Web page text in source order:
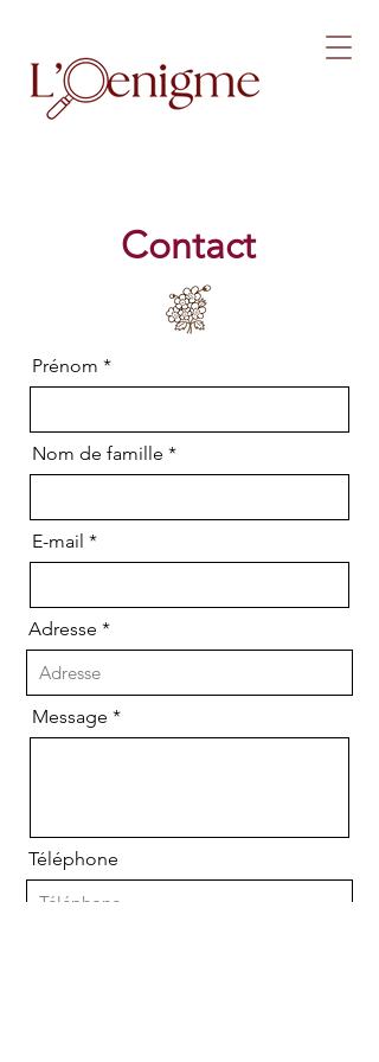
Contact
Prénom
Nom de famille
E-mail
Adresse
Message
Téléphone